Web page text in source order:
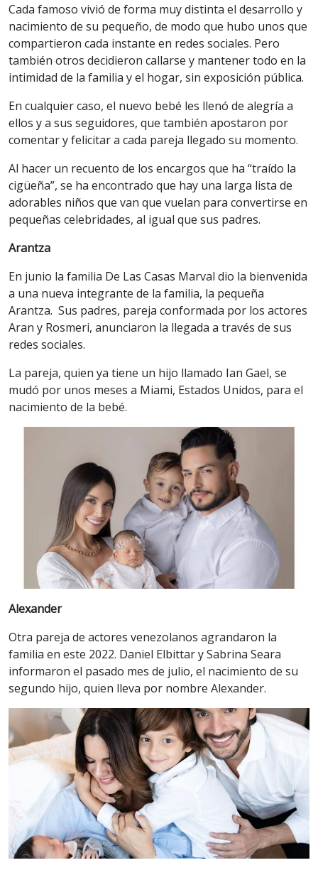
Cada famoso vivió de forma muy distinta el desarrollo y
nacimiento de su pequeño, de modo que hubo unos que
compartieron cada instante en redes sociales. Pero
también otros decidieron callarse y mantener todo en la
intimidad de la familia y el hogar, sin exposición pública.
En cualquier caso, el nuevo bebé les llenó de alegría a
ellos y a sus seguidores, que también apostaron por
comentar y felicitar a cada pareja llegado su momento.
Al hacer un recuento de los encargos que ha “traído la
cigüeña”, se ha encontrado que hay una larga lista de
adorables niños que van que vuelan para convertirse en
pequeñas celebridades, al igual que sus padres.
Arantza
En junio la familia De Las Casas Marval dio la bienvenida
a una nueva integrante de la familia, la pequeña
Arantza. Sus padres, pareja conformada por los actores
Aran y Rosmeri, anunciaron la llegada a través de sus
redes sociales.
La pareja, quien ya tiene un hijo llamado Ian Gael, se
mudó por unos meses a Miami, Estados Unidos, para el
nacimiento de la bebé.
Alexander
Otra pareja de actores venezolanos agrandaron la
familia en este 2022. Daniel Elbittar y Sabrina Seara
informaron el pasado mes de julio, el nacimiento de su
segundo hijo, quien lleva por nombre Alexander.